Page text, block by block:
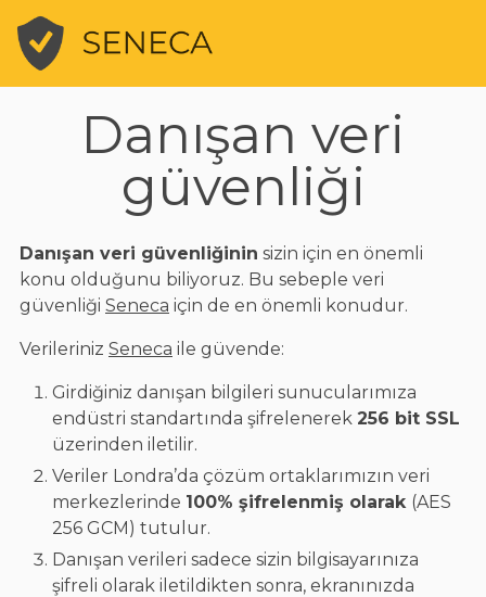
Danışan veri
güvenliği
Danışan veri güvenliğinin sizin için en önemli
konu olduğunu biliyoruz. Bu sebeple veri
güvenliği Seneca için de en önemli konudur.
Verileriniz Seneca ile güvende:
Girdiğiniz danışan bilgileri sunucularımıza
endüstri standartında şifrelenerek 256 bit SSL
üzerinden iletilir.
Veriler Londra’da çözüm ortaklarımızın veri
merkezlerinde 100% şifrelenmiş olarak (AES
256 GCM) tutulur.
Danışan verileri sadece sizin bilgisayarınıza
şifreli olarak iletildikten sonra, ekranınızda